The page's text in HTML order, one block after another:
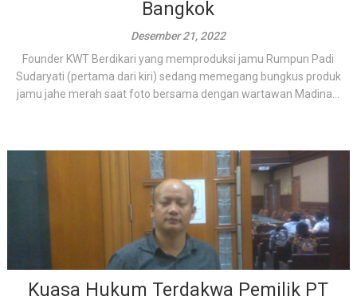
Bangkok
Desember 21, 2022
Founder KWT Berdikari yang memproduksi jamu Rumpun Padi
Sudaryati (pertama dari kiri) sedang memegang bungkus produk
jamu jahe merah saat foto bersama dengan wartawan Madina...
Kuasa Hukum Terdakwa Pemilik PT